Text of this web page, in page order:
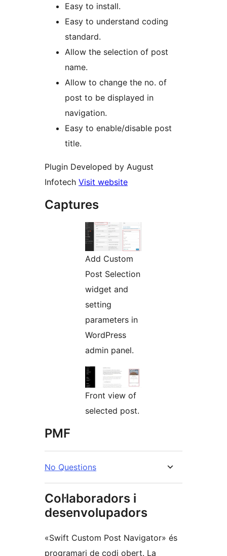
Easy to install.
Easy to understand coding
standard.
Allow the selection of post
name.
Allow to change the no. of
post to be displayed in
navigation.
Easy to enable/disable post
title.
Plugin Developed by August
Infotech Visit website
Captures
Add Custom
Post Selection
widget and
setting
parameters in
WordPress
admin panel.
Front view of
selected post.
PMF
No Questions
Col·laboradors i
desenvolupadors
«Swift Custom Post Navigator» és
programari de codi obert. La